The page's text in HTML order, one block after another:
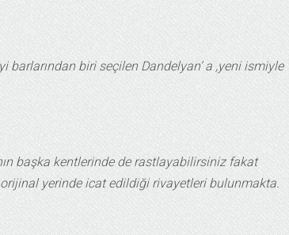
biri seçilen Dandelyan’ a ,yeni ismiyle
başka kentlerinde de rastlayabilirsiniz fakat
yerinde icat edildiği rivayetleri bulunmakta.